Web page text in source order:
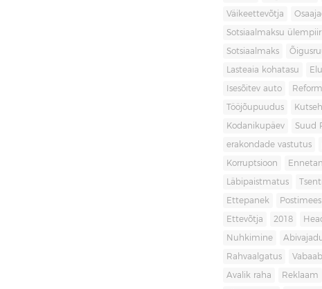
Väikeettevõtja
Sotsiaalmaksu ülempiir
Sotsiaalmaks
Lasteaia kohatasu
Isesõitev auto
Tööjõupuudus
Kodanikupäev Suud
erakondade vastutus
Korruptsioon
Läbipaistmatus
Ettepanek Postimees
Ettevõtja 2018
Nuhkimine
Rahvaalgatus
Avalik raha Reklaam